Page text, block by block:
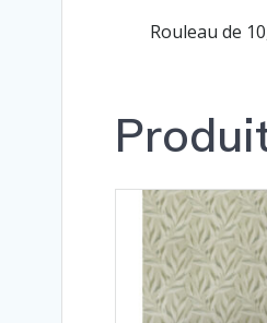
Rouleau de